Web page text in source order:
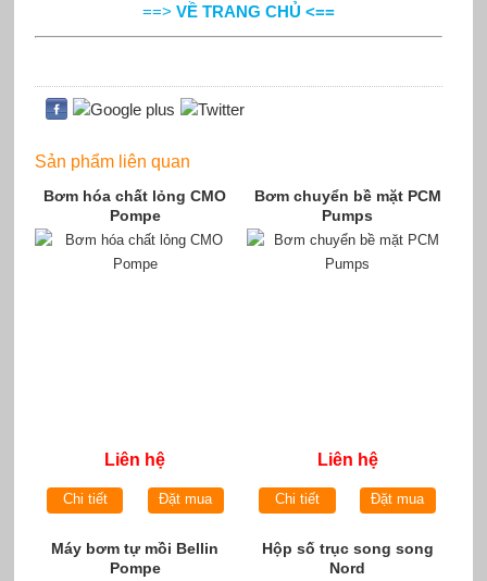
==> VỀ TRANG CHỦ <==
Sản phẩm liên quan
Bơm hóa chất lỏng CMO
Pompe
Liên hệ
Chi tiết Đặt mua
Bơm chuyển bề mặt PCM
Pumps
Liên hệ
Chi tiết Đặt mua
Máy bơm tự mồi Bellin
Pompe
Hộp số trục song song
Nord